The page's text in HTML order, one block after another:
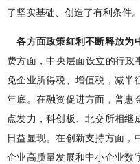
了坚实基础、创造了有利条件。
各方面政策红利不断释放为
费方面，中央层面设立的行
免企业所得税、增值税，减半
年底。在融资促进方面，普惠
点发力，科创板、北交所相继
日益显现。在创新支持方面，
企业高质量发展和中小企业数